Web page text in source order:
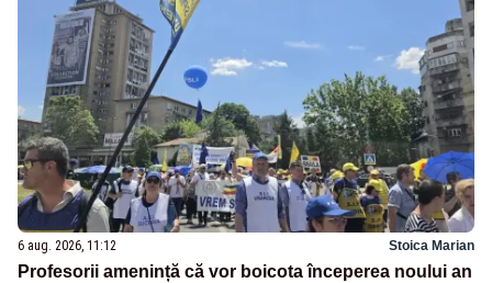
6 aug. 2026, 11:12 Stoica Marian
Profesorii amenință că vor boicota începerea noului an